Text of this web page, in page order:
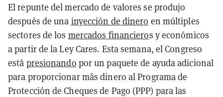
El repunte del mercado de valores se produjo
después de una inyección de dinero en múltiples
sectores de los mercados financieros y económicos
a partir de la Ley Cares. Esta semana, el Congreso
está presionando por un paquete de ayuda adicional
para proporcionar más dinero al Programa de
Protección de Cheques de Pago (PPP) para las